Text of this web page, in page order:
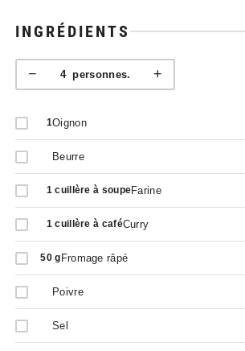
INGRÉDIENTS
− 4personnes. +
1Oignon
Beurre
1 cuillère à soupeFarine
1 cuillère à caféCurry
50 gFromage râpé
Poivre
Sel